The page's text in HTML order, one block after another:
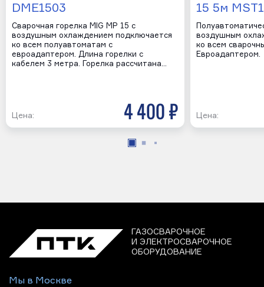
DME1503
Сварочная горелка MIG MP 15 с
воздушным охлаждением подключается
ко всем полуавтоматам с
евроадаптером. Длина горелки с
кабелем 3 метра. Горелка рассчитана…
Цена: 4 400 р
15 5м
воздушным
ко всем
Евроадаптером.
Цена:
ГАЗОСВАРОЧНОЕ
И ЭЛЕКТРОСВАРОЧНОЕ
ОБОРУДОВАНИЕ
Мы в Москве